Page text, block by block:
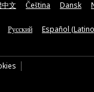
文 Čeština Dansk
Русский Español